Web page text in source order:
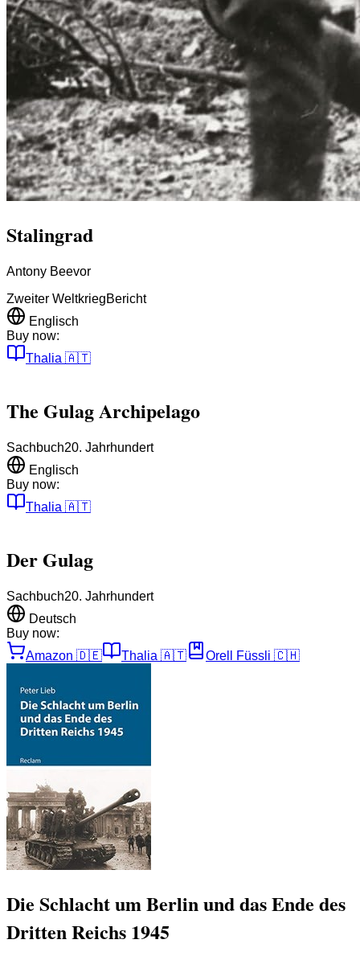
Stalingrad
Antony Beevor
Zweiter WeltkriegBericht
Englisch
Buy now:
Thalia 🇦🇹
The Gulag Archipelago
Sachbuch20. Jahrhundert
Englisch
Buy now:
Thalia 🇦🇹
Der Gulag
Sachbuch20. Jahrhundert
Deutsch
Buy now:
Amazon 🇩🇪 Thalia 🇦🇹 Orell Füssli 🇨🇭
Die Schlacht um Berlin und das Ende des
Dritten Reichs 1945